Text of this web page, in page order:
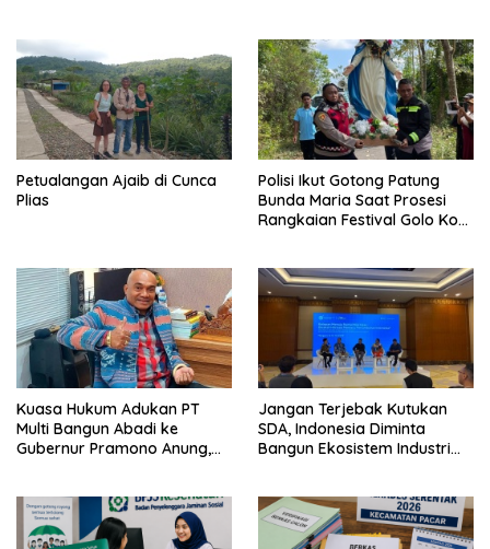
Petualangan Ajaib di Cunca
Plias
Polisi Ikut Gotong Patung
Bunda Maria Saat Prosesi
Rangkaian Festival Golo Koe
Kuasa Hukum Adukan PT
Multi Bangun Abadi ke
Gubernur Pramono Anung,
Jangan Terjebak Kutukan
SDA, Indonesia Diminta
Bangun Ekosistem Industri